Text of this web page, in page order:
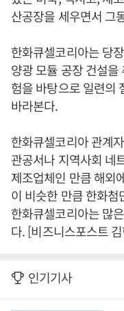
산공장을 세우면서 그
한화큐셀코리아는 당
양광 모듈 공장 건설
험을 바탕으로 일련의
바라본다.
한화큐셀코리아 관계
관공서나 지역사회 네
제조업체인 만큼 해외
이 비슷한 만큼 한화
한화큐셀코리아는 많
다. [비즈니스포스트
인기기사